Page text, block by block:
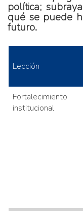
política;
qué se puede
futuro.
Lección
Fortalecimiento
institucional